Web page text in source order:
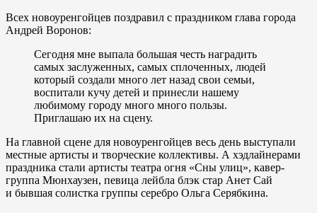
Всех новоуренгойцев поздравил с праздником глава города
Андрей Воронов:
Сегодня мне выпала большая честь наградить
самых заслуженных, самых сплоченных, людей
который создали много лет назад свои семьи,
воспитали кучу детей и принесли нашему
любимому городу много много пользы.
Приглашаю их на сцену.
На главной сцене для новоуренгойцев весь день выступали
местные артисты и творческие коллективы. А хэдлайнерами
праздника стали артисты театра огня «Сны улиц», кавер-
группа Мюнхаузен, певица лейбла блэк стар Анет Сай
и бывшая солистка группы серебро Ольга Серябкина.